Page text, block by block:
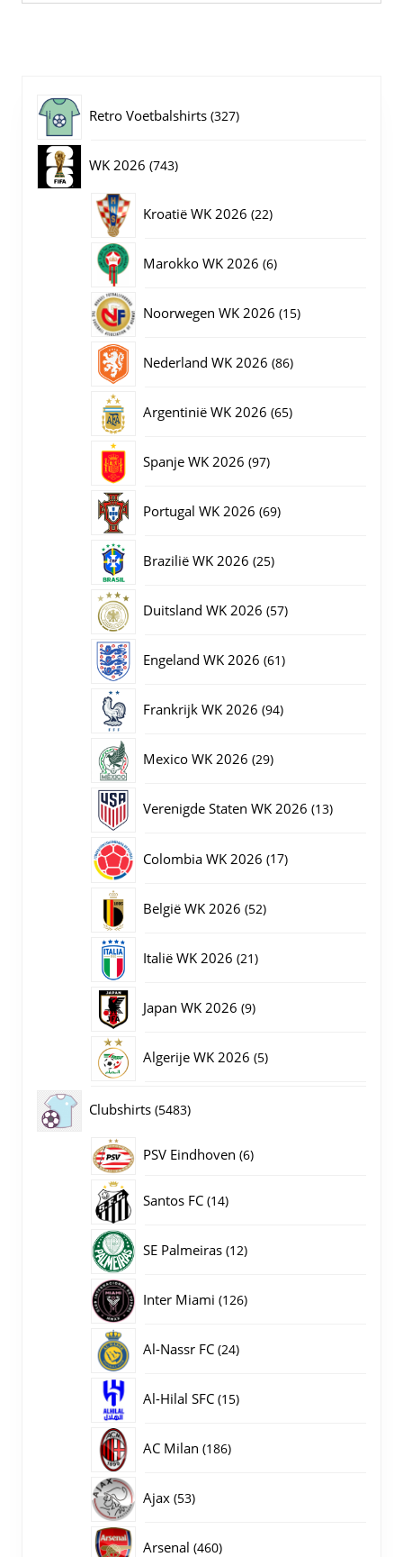
Retro Voetbalshirts 327327
WK 2026 743743
Kroatië WK 2026 2222
Marokko WK 2026 66
Noorwegen WK 2026 1515
Nederland WK 2026 8686
Argentinië WK 2026 6565
Spanje WK 2026 9797
Portugal WK 2026 6969
Brazilië WK 2026 2525
Duitsland WK 2026 5757
Engeland WK 2026 6161
Frankrijk WK 2026 9494
Mexico WK 2026 2929
Verenigde Staten WK 2026 1313
Colombia WK 2026 1717
België WK 2026 5252
Italië WK 2026 2121
Japan WK 2026 99
Algerije WK 2026 55
Clubshirts 54835483
producten
PSV Eindhoven 66
Santos FC 1414
SE Palmeiras 1212
Inter Miami 126126
Al-Nassr FC 2424
Al-Hilal SFC 1515
AC Milan 186186
Ajax 5353
Arsenal 460460